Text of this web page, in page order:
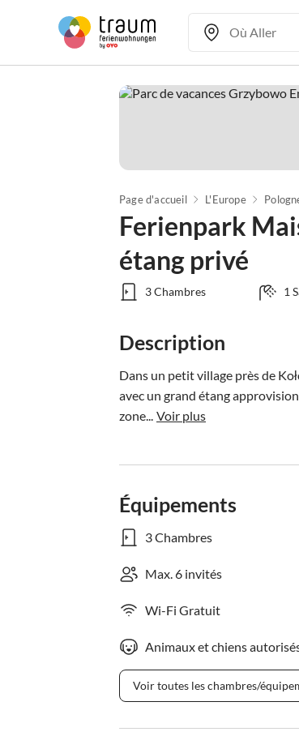
Page d'accueil L'Europe
Ferienpark
étang privé
3 Chambres 1
Description
Dans un petit village près de
avec un grand étang
zone... Voir plus
Équipements
3 Chambres
Max. 6 invités
Wi-Fi Gratuit
Animaux et chiens
Voir toutes les chambres/